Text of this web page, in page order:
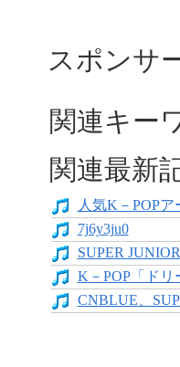
スポンサ
関連キー
関連最新
人気K－POP
7j6y3ju0
SUPER
K－POP「ド
CNBLUE、